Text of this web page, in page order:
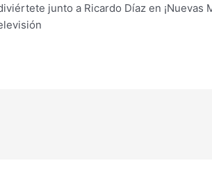
junto a Ricardo Díaz en ¡Nuevas